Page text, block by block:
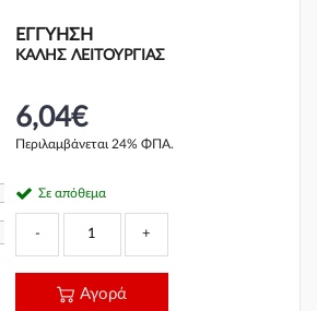
ΕΓΓΎΗΣΗ
ΚΑΛΗΣ ΛΕΙΤΟΥΡΓΙΑΣ
6,04€
Περιλαμβάνεται 24% ΦΠΑ.
Σε απόθεμα
- +
Αγορά